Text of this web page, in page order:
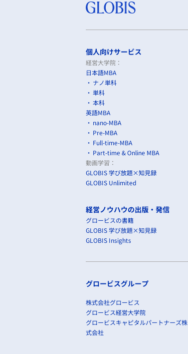
個人向けサービス
経営大学院：
日本語MBA
ナノ単科
単科
本科
英語MBA
nano-MBA
Pre-MBA
Full-time-MBA
Part-time & Online MBA
動画学習：
GLOBIS 学び放題×知見録
GLOBIS Unlimited
経営ノウハウの出版・発信
グロービスの書籍
GLOBIS 学び放題×知見録
GLOBIS Insights
グロービスグループ
株式会社グロービス
グロービス経営大学院
グロービスキャピタルパートナーズ株
式会社